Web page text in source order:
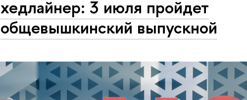
хедлайнер: 3 июля пройдет
общевышкинский выпускной